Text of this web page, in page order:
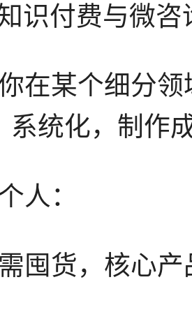
识付费与微咨
在某个细分
系统化，制作
人：
囤货，核心产